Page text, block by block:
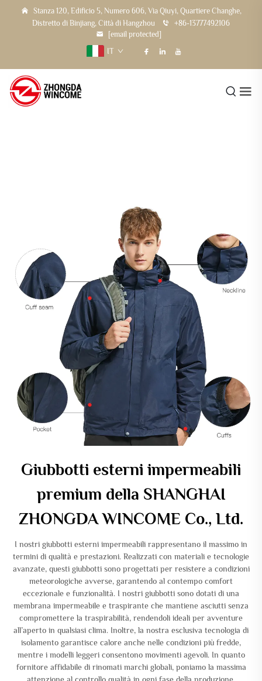
Stanza 120, Edificio 5, Numero 606, Via Qiuyi, Quartiere Changhe,
Distretto di Binjiang, Città di Hangzhou
+86-13777492106
[email protected]
IT
Giubbotti esterni impermeabili
premium della SHANGHAI
ZHONGDA WINCOME Co., Ltd.
I nostri giubbotti esterni impermeabili rappresentano il massimo in
termini di qualità e prestazioni. Realizzati con materiali e tecnologie
avanzate, questi giubbotti sono progettati per resistere a condizioni
meteorologiche avverse, garantendo al contempo comfort
eccezionale e funzionalità. I nostri giubbotti sono dotati di una
membrana impermeabile e traspirante che mantiene asciutti senza
compromettere la traspirabilità, rendendoli ideali per avventure
all’aperto in qualsiasi clima. Inoltre, la nostra esclusiva tecnologia di
isolamento garantisce calore anche nelle condizioni più fredde,
mentre i modelli leggeri consentono movimenti agevoli. In quanto
fornitore affidabile di rinomati marchi globali, poniamo la massima